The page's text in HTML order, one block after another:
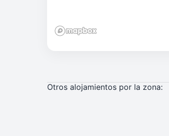
Otros alojamientos por la zona: